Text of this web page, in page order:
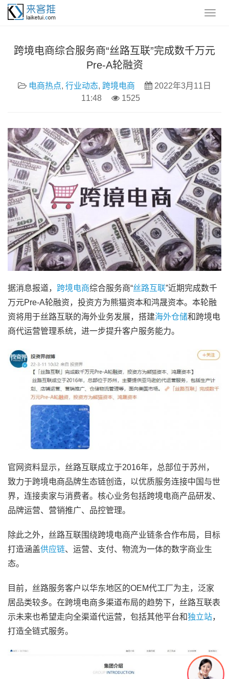
跨境电商综合服务商“丝路互联”完成数千万元
Pre-A轮融资
电商热点, 行业动态, 跨境电商
2022年3月11日
11:48
1525
据消息报道， 跨境电商综合服务商“丝路互联”近期完成数千
万元Pre-A轮融资，投资方为熊猫资本和鸿晟资本。本轮融
资将用于丝路互联的海外业务发展，搭建海外仓储和跨境电
商代运营管理系统，进一步提升客户服务能力。
官网资料显示，丝路互联成立于2016年，总部位于苏州，
致力于跨境电商品牌生态链创造，以优质服务连接中国与世
界，连接卖家与消费者。核心业务包括跨境电商产品研发、
品牌运营、营销推广、品控管理。
除此之外，丝路互联围绕跨境电商产业链条合作布局，目标
打造涵盖供应链、运营、支付、物流为一体的数字商业生
态。
目前，丝路服务客户以华东地区的OEM代工厂为主，泛家
居品类较多。在跨境电商多渠道布局的趋势下，丝路互联表
示未来也希望走向全渠道代运营，包括其他平台和独立站，
打造全链式服务。